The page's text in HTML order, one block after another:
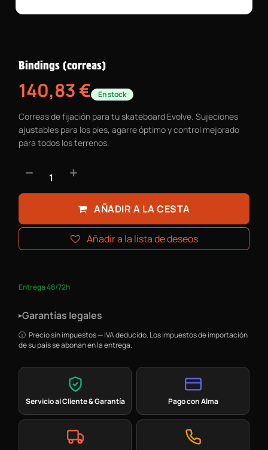
Bindings (correas)
140,83€ En stock
Correas de fijación para tu skateboard Evolve. Sujeciones
ajustables para los pies, agarre óptimo y control mejorado
para todos los terrenos.
AÑADIR A LA CESTA
Añadir a la lista de deseos
Entrega 48/72h
▸Garantías legales
Precio sin impuestos — IVA deducido. Los impuestos de importación
de su país se abonan en la entrega.
Servicio al Cliente & Garantía Pago con Alma